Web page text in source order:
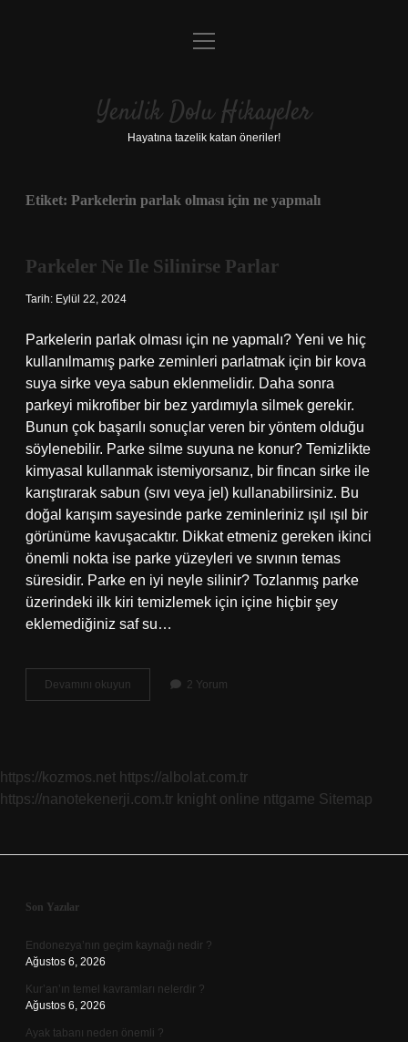
Anasayfa
Yasal Uyarı
menüyü
Yenilik Dolu Hikayeler
Hayatına tazelik katan öneriler!
Etiket: Parkelerin parlak olması için ne yapmalı
Parkeler Ne Ile Silinirse Parlar
Tarih: Eylül 22, 2024
Parkelerin parlak olması için ne yapmalı? Yeni ve hiç
kullanılmamış parke zeminleri parlatmak için bir kova
suya sirke veya sabun eklenmelidir. Daha sonra
parkeyi mikrofiber bir bez yardımıyla silmek gerekir.
Bunun çok başarılı sonuçlar veren bir yöntem olduğu
söylenebilir. Parke silme suyuna ne konur? Temizlikte
kimyasal kullanmak istemiyorsanız, bir fincan sirke ile
karıştırarak sabun (sıvı veya jel) kullanabilirsiniz. Bu
doğal karışım sayesinde parke zeminleriniz ışıl ışıl bir
görünüme kavuşacaktır. Dikkat etmeniz gereken ikinci
önemli nokta ise parke yüzeyleri ve sıvının temas
süresidir. Parke en iyi neyle silinir? Tozlanmış parke
üzerindeki ilk kiri temizlemek için içine hiçbir şey
eklemediğiniz saf su…
Devamını okuyun Parkeler
Ne
2 Yorum
https://kozmos.net https://albolat.com.tr
https://nanotekenerji.com.tr knight online nttgame Sitemap
Sidebar
Son Yazılar
Endonezya’nın geçim kaynağı nedir ?
Ağustos 6, 2026
Kur’an’ın temel kavramları nelerdir ?
Ağustos 6, 2026
Ayak tabanı neden önemli ?